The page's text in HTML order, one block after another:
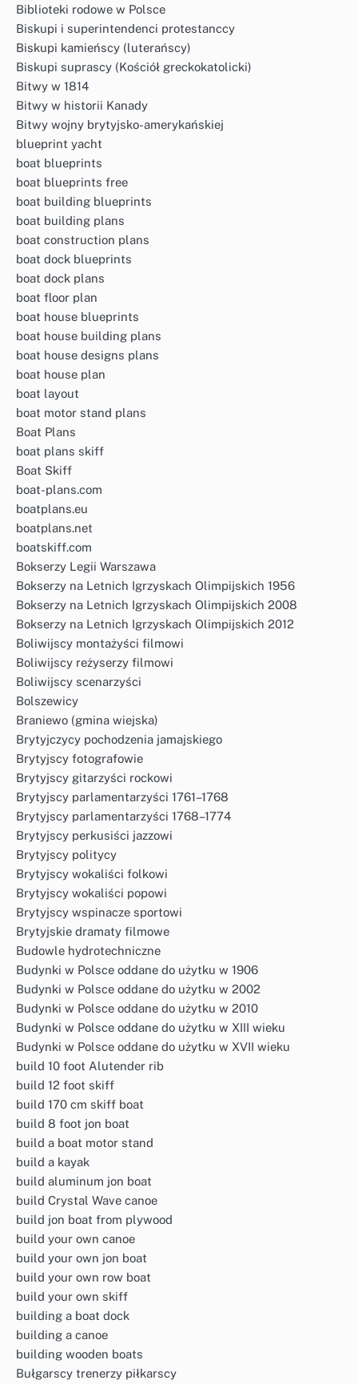
Biblioteki rodowe w Polsce
Biskupi i superintendenci protestanccy
Biskupi kamieńscy (luterańscy)
Biskupi suprascy (Kościół greckokatolicki)
Bitwy w 1814
Bitwy w historii Kanady
Bitwy wojny brytyjsko-amerykańskiej
blueprint yacht
boat blueprints
boat blueprints free
boat building blueprints
boat building plans
boat construction plans
boat dock blueprints
boat dock plans
boat floor plan
boat house blueprints
boat house building plans
boat house designs plans
boat house plan
boat layout
boat motor stand plans
Boat Plans
boat plans skiff
Boat Skiff
boat-plans.com
boatplans.eu
boatplans.net
boatskiff.com
Bokserzy Legii Warszawa
Bokserzy na Letnich Igrzyskach Olimpijskich 1956
Bokserzy na Letnich Igrzyskach Olimpijskich 2008
Bokserzy na Letnich Igrzyskach Olimpijskich 2012
Boliwijscy montażyści filmowi
Boliwijscy reżyserzy filmowi
Boliwijscy scenarzyści
Bolszewicy
Braniewo (gmina wiejska)
Brytyjczycy pochodzenia jamajskiego
Brytyjscy fotografowie
Brytyjscy gitarzyści rockowi
Brytyjscy parlamentarzyści 1761–1768
Brytyjscy parlamentarzyści 1768–1774
Brytyjscy perkusiści jazzowi
Brytyjscy politycy
Brytyjscy wokaliści folkowi
Brytyjscy wokaliści popowi
Brytyjscy wspinacze sportowi
Brytyjskie dramaty filmowe
Budowle hydrotechniczne
Budynki w Polsce oddane do użytku w 1906
Budynki w Polsce oddane do użytku w 2002
Budynki w Polsce oddane do użytku w 2010
Budynki w Polsce oddane do użytku w XIII wieku
Budynki w Polsce oddane do użytku w XVII wieku
build 10 foot Alutender rib
build 12 foot skiff
build 170 cm skiff boat
build 8 foot jon boat
build a boat motor stand
build a kayak
build aluminum jon boat
build Crystal Wave canoe
build jon boat from plywood
build your own canoe
build your own jon boat
build your own row boat
build your own skiff
building a boat dock
building a canoe
building wooden boats
Bułgarscy trenerzy piłkarscy